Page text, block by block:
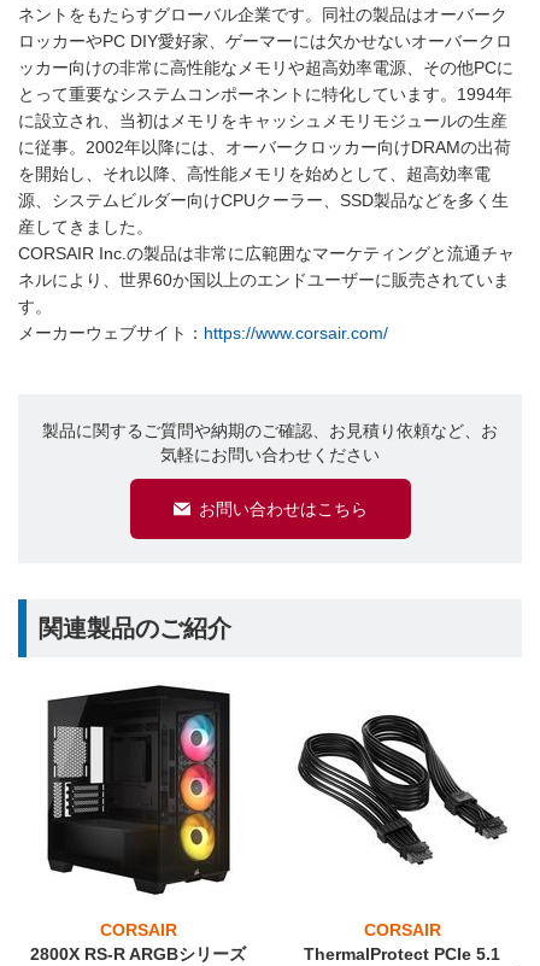
ネントをもたらすグローバル企業です。同社の製品はオーバーク
ロッカーやPC DIY愛好家、ゲーマーには欠かせないオーバークロ
ッカー向けの非常に高性能なメモリや超高効率電源、その他PCに
とって重要なシステムコンポーネントに特化しています。1994年
に設立され、当初はメモリをキャッシュメモリモジュールの生産
に従事。2002年以降には、オーバークロッカー向けDRAMの出荷
を開始し、それ以降、高性能メモリを始めとして、超高効率電
源、システムビルダー向けCPUクーラー、SSD製品などを多く生
産してきました。
CORSAIR Inc.の製品は非常に広範囲なマーケティングと流通チャ
ネルにより、世界60か国以上のエンドユーザーに販売されていま
す。
メーカーウェブサイト： https://www.corsair.com/
製品に関するご質問や納期のご確認、お見積り依頼など、お
気軽にお問い合わせください
お問い合わせはこちら
関連製品のご紹介
CORSAIR
2800X RS-R ARGBシリーズ
CORSAIR
ThermalProtect PCIe 5.1